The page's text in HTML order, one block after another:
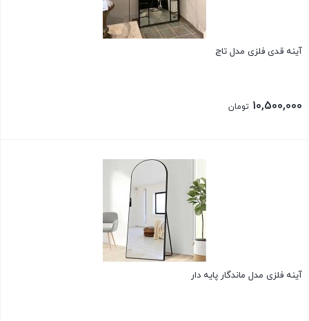
آینه قدی فلزی مدل تاج
10,500,000 تومان
آینه فلزی مدل ماندگار پایه دار